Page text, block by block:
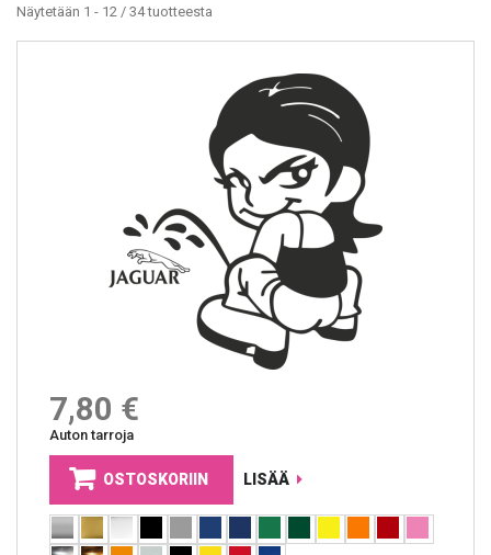
Näytetään 1 - 12 / 34 tuotteesta
7,80 €
Auton tarroja
OSTOSKORIIN LISÄÄ